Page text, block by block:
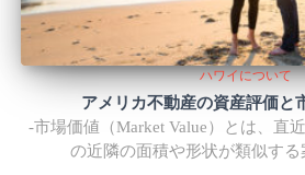
ハワイについて
アメリカ不動産の資産評価と
-市場価値（Market Value）とは、直
の近隣の面積や形状が類似する